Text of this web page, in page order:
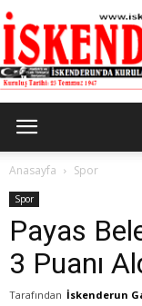
Anasayfa Spor
Spor
Payas
3 Puanı
Tarafından İskenderun